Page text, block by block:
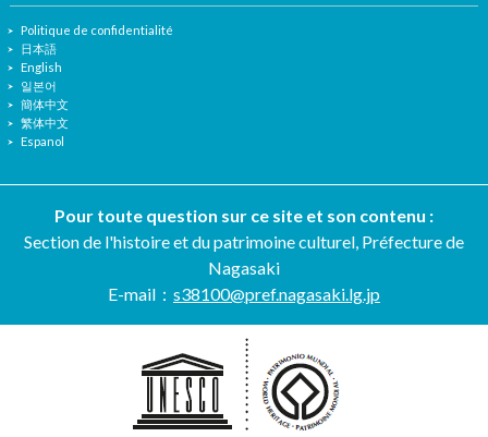
Politique de confidentialité
日本語
English
일본어
簡体中文
繁体中文
Espanol
Pour toute question sur ce site et son contenu :
Section de l'histoire et du patrimoine culturel, Préfecture de
Nagasaki
E-mail： s38100@pref.nagasaki.lg.jp